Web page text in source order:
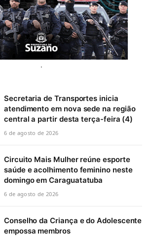
.
Secretaria de Transportes inicia
atendimento em nova sede na região
central a partir desta terça-feira (4)
6 de agosto de 2026
Circuito Mais Mulher reúne esporte
saúde e acolhimento feminino neste
domingo em Caraguatatuba
6 de agosto de 2026
Conselho da Criança e do Adolescente
empossa membros